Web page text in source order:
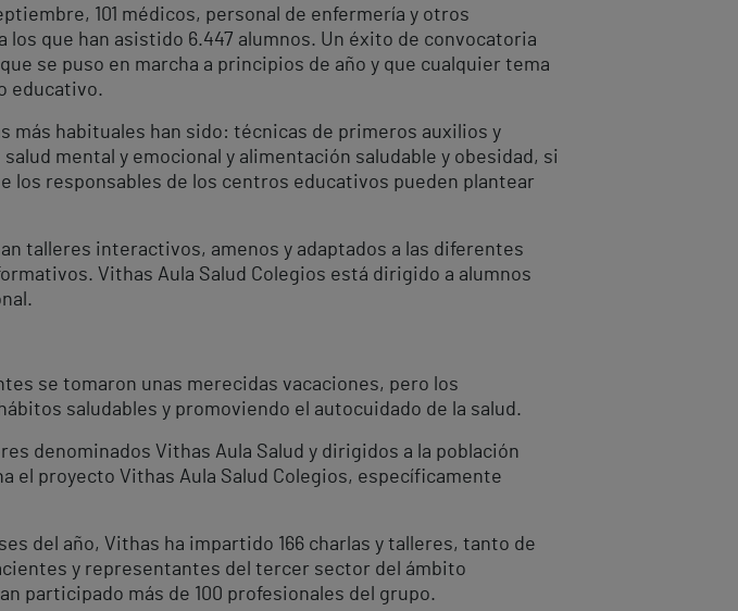
101 médicos, personal de enfermería y otros
que han asistido 6.447 alumnos. Un éxito de convocatoria
se puso en marcha a principios de año y que cualquier tema
educativo.
más habituales han sido: técnicas de primeros auxilios y
mental y emocional y alimentación saludable y obesidad, si
los responsables de los centros educativos pueden plantear
talleres interactivos, amenos y adaptados a las diferentes
Vithas Aula Salud Colegios está dirigido a alumnos
se tomaron unas merecidas vacaciones, pero los
saludables y promoviendo el autocuidado de la salud.
denominados Vithas Aula Salud y dirigidos a la población
el proyecto Vithas Aula Salud Colegios, específicamente
del año, Vithas ha impartido 166 charlas y talleres, tanto de
y representantes del tercer sector del ámbito
participado más de 100 profesionales del grupo.